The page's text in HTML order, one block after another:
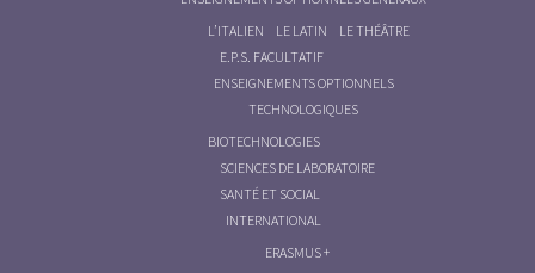
L’ITALIEN
LE LATIN
LE THÉÂTRE
E.P.S. FACULTATIF
ENSEIGNEMENTS OPTIONNELS
TECHNOLOGIQUES
BIOTECHNOLOGIES
SCIENCES DE LABORATOIRE
SANTÉ ET SOCIAL
INTERNATIONAL
ERASMUS +